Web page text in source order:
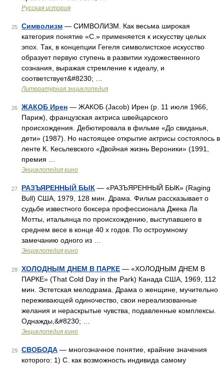
Русская история
25 Символизм — СИМВОЛИЗМ. Как весьма широкая
категория понятие «С.» применяется к искусству целых
эпох. Так, в концепции Гегеля символистское искусство
образует первую ступень в развитии художественного
сознания, выражая стремление к идеалу, и
соответствует&#8230; …
Литературная энциклопедия
26 ЖАКОБ Ирен — ЖАКОБ (Jacob) Ирен (р. 11 июля 1966,
Париж), французская актриса швейцарского
происхождения. Дебютировала в фильме «До свиданья,
дети» (1987). Но настоящее открытие актрисы состоялось в
ленте К. Кесьлевского «Двойная жизнь Вероники» (1991,
премия …
Энциклопедия кино
27 РАЗЪЯРЕННЫЙ БЫК — «РАЗЪЯРЕННЫЙ БЫК» (Raging
Bull) США, 1979, 128 мин. Драма. Фильм рассказывает о
судьбе известного боксера профессионала Джека Ла
Мотты, итальянца по происхождению, выступавшего в
среднем весе в конце 40 х годов. По остроумному
замечанию одного из …
Энциклопедия кино
28 ХОЛОДНЫМ ДНЕМ В ПАРКЕ — «ХОЛОДНЫМ ДНЕМ В
ПАРКЕ» (That Cold Day in the Park) Канада США, 1969, 112
мин. Эстетская мелодрама. Драма о женщине, мучительно
переживающей одиночество, свои нереализованные
желания и нераскрытые чувства, подавленные комплексы.
Однажды,&#8230; …
Энциклопедия кино
29 СВОБОДА — многозначное понятие, крайние значения
которого: 1) С. как возможность индивида самому